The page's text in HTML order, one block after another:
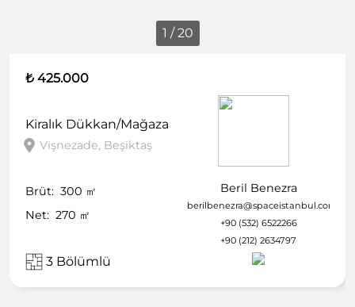
1 / 20
₺ 425.000
Kiralık Dükkan/Mağaza
Vişnezade, Beşiktaş
Brüt: 300 ㎡
Net: 270 ㎡
3 Bölümlü
Beril Benezra
berilbenezra@spaceistanbul.com
+90 (532) 6522266
+90 (212) 2634797